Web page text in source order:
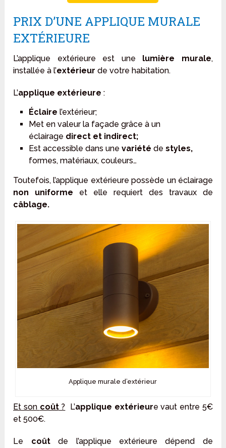
PRIX D’UNE APPLIQUE MURALE
EXTÉRIEURE
L’applique extérieure est une lumière murale,
installée à l’extérieur de votre habitation.
L’applique extérieure :
Éclaire l’extérieur;
Met en valeur la façade grâce à un
éclairage direct et indirect;
Est accessible dans une variété de styles,
formes, matériaux, couleurs…
Toutefois, l’applique extérieure possède un éclairage
non uniforme et elle requiert des travaux de
câblage.
Applique murale d’extérieur
Et son coût? L’applique extérieure vaut entre 5€
et 500€.
Le coûtde l’applique extérieure dépend de